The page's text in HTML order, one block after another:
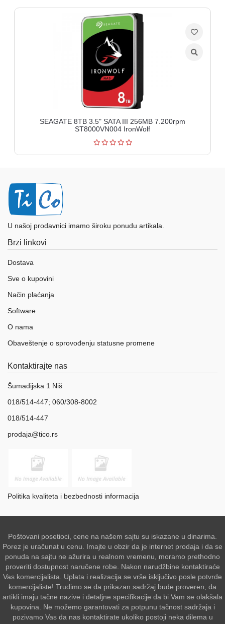
SEAGATE 8TB 3.5" SATA III 256MB 7.200rpm
ST8000VN004 IronWolf
U našoj prodavnici imamo široku ponudu artikala.
Brzi linkovi
Dostava
Sve o kupovini
Način plaćanja
Software
O nama
Obaveštenje o sprovođenju statusne promene
Kontaktirajte nas
Šumadijska 1 Niš
018/514-447; 060/308-8002
018/514-447
prodaja@tico.rs
Politika kvaliteta i bezbednosti informacija
Poštovani posetioci, cene na našem sajtu su iskazane u dinarima.
Porez je uračunat u cenu. Imajte u obzir da je internet prodaja i da se
ponuda na sajtu ne ažurira u realnom vremenu, moramo prethodno
proveriti dostupnost naručene robe. Nakon narudžbine kontaktiraće
Vas komercijalista. Uplata i realizacija se vrše isključivo posle potvrde
komercijaliste! Trudimo se da prikazan sadržaj bude proveren, da
artikli imaju tačne nazive i detaljne specifikacije da bi Vam se olakšala
kupovina. Ne možemo garantovati za potpunu tačnost sadržaja i
pozivamo Vas da nas kontaktirate ukoliko postoji neka dilema u